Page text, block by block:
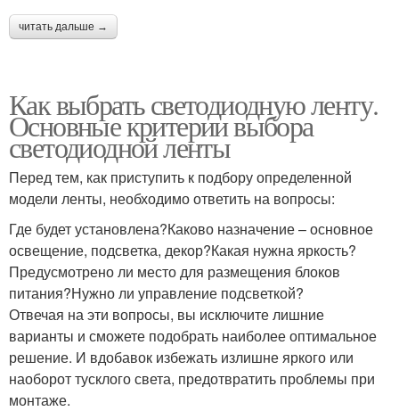
читать дальше →
Как выбрать светодиодную ленту.
Основные критерии выбора
светодиодной ленты
Перед тем, как приступить к подбору определенной
модели ленты, необходимо ответить на вопросы:
Где будет установлена?Каково назначение – основное
освещение, подсветка, декор?Какая нужна яркость?
Предусмотрено ли место для размещения блоков
питания?Нужно ли управление подсветкой?
Отвечая на эти вопросы, вы исключите лишние
варианты и сможете подобрать наиболее оптимальное
решение. И вдобавок избежать излишне яркого или
наоборот тусклого света, предотвратить проблемы при
монтаже.